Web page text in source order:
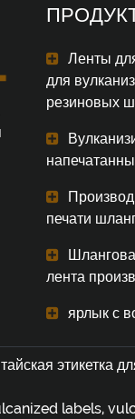
Ленты
для
резиновых
печати
лента
ярлык с
этикетка
labels,